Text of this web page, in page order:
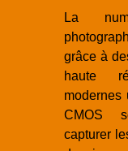
La
grâce à
haute
modernes
CMOS
capturer